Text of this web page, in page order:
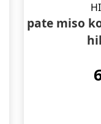
pate miso